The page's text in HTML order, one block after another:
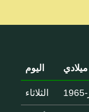
ميلادي اليوم
الثلاثاء